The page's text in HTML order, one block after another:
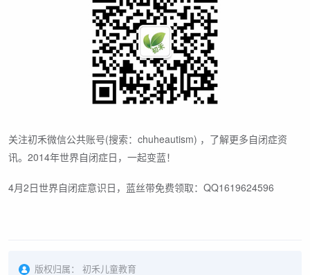
关注初禾微信公共账号(搜索：chuheautism) ，了解更多自闭症资
讯。2014年世界自闭症日，一起变蓝！
4月2日世界自闭症意识日，蓝丝带免费领取：QQ1619624596
版权归属： 初禾儿童教育